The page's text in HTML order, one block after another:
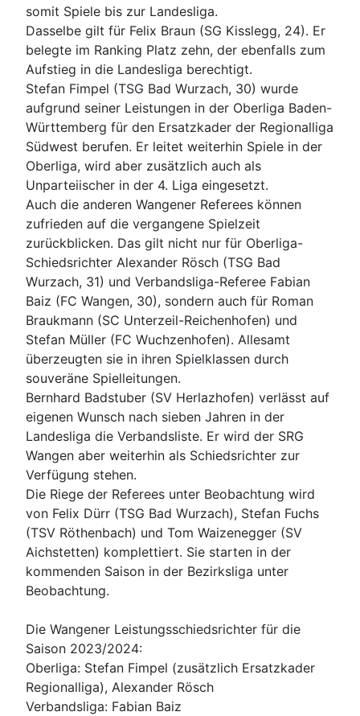
somit Spiele bis zur Landesliga.
Dasselbe gilt für Felix Braun (SG Kisslegg, 24). Er
belegte im Ranking Platz zehn, der ebenfalls zum
Aufstieg in die Landesliga berechtigt.
Stefan Fimpel (TSG Bad Wurzach, 30) wurde
aufgrund seiner Leistungen in der Oberliga Baden-
Württemberg für den Ersatzkader der Regionalliga
Südwest berufen. Er leitet weiterhin Spiele in der
Oberliga, wird aber zusätzlich auch als
Unparteiischer in der 4. Liga eingesetzt.
Auch die anderen Wangener Referees können
zufrieden auf die vergangene Spielzeit
zurückblicken. Das gilt nicht nur für Oberliga-
Schiedsrichter Alexander Rösch (TSG Bad
Wurzach, 31) und Verbandsliga-Referee Fabian
Baiz (FC Wangen, 30), sondern auch für Roman
Braukmann (SC Unterzeil-Reichenhofen) und
Stefan Müller (FC Wuchzenhofen). Allesamt
überzeugten sie in ihren Spielklassen durch
souveräne Spielleitungen.
Bernhard Badstuber (SV Herlazhofen) verlässt auf
eigenen Wunsch nach sieben Jahren in der
Landesliga die Verbandsliste. Er wird der SRG
Wangen aber weiterhin als Schiedsrichter zur
Verfügung stehen.
Die Riege der Referees unter Beobachtung wird
von Felix Dürr (TSG Bad Wurzach), Stefan Fuchs
(TSV Röthenbach) und Tom Waizenegger (SV
Aichstetten) komplettiert. Sie starten in der
kommenden Saison in der Bezirksliga unter
Beobachtung.
Die Wangener Leistungsschiedsrichter für die
Saison 2023/2024:
Oberliga: Stefan Fimpel (zusätzlich Ersatzkader
Regionalliga), Alexander Rösch
Verbandsliga: Fabian Baiz